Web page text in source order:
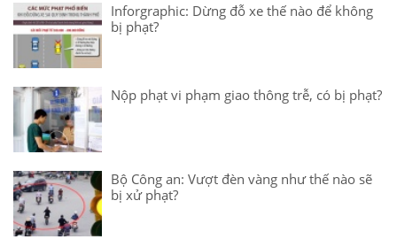
Inforgraphic: Dừng đỗ xe thế nào để không
bị phạt?
Nộp phạt vi phạm giao thông trễ, có bị phạt?
Bộ Công an: Vượt đèn vàng như thế nào sẽ
bị xử phạt?